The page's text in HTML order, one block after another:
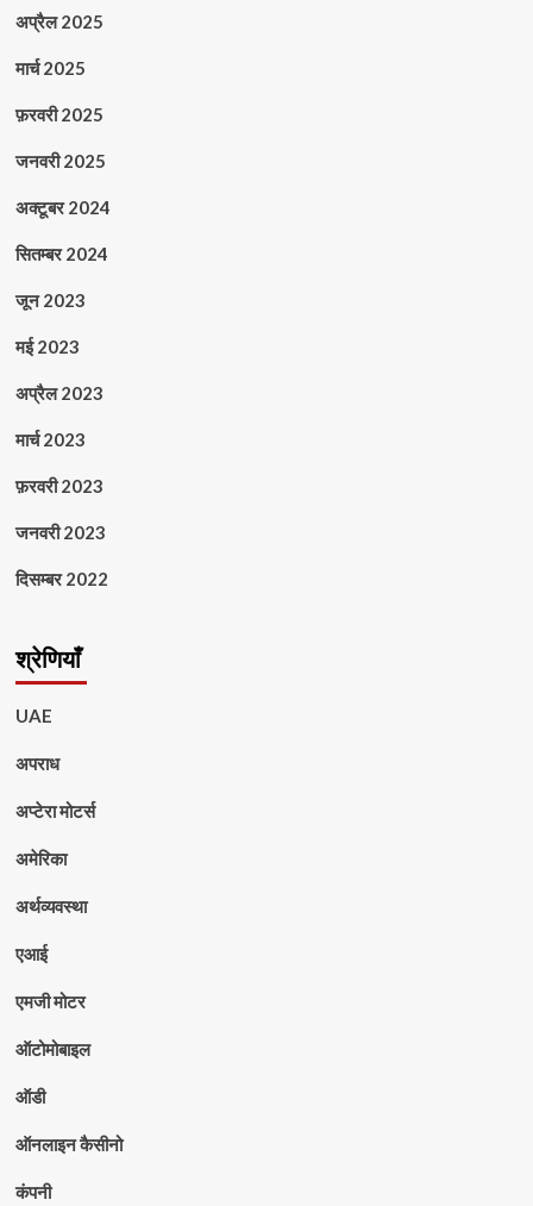
अप्रैल 2025
मार्च 2025
फ़रवरी 2025
जनवरी 2025
अक्टूबर 2024
सितम्बर 2024
जून 2023
मई 2023
अप्रैल 2023
मार्च 2023
फ़रवरी 2023
जनवरी 2023
दिसम्बर 2022
श्रेणियाँ
UAE
अपराध
अप्टेरा मोटर्स
अमेरिका
अर्थव्यवस्था
एआई
एमजी मोटर
ऑटोमोबाइल
ऑडी
ऑनलाइन कैसीनो
कंपनी